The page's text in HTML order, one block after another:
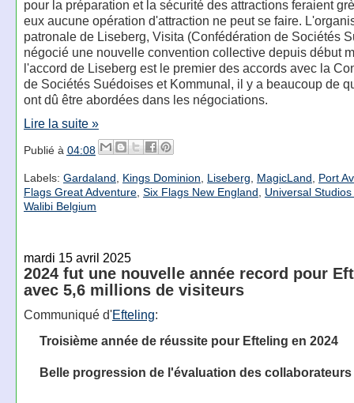
pour la préparation et la sécurité des attractions feraient
eux aucune opération d'attraction ne peut se faire.
patronale de Liseberg, Visita (Confédération de Sociétés
négocié une nouvelle convention collective depuis début
l'accord de Liseberg est le premier des accords avec la
de Sociétés Suédoises et Kommunal, il y a beaucoup de
ont dû être abordées dans les négociations.
Lire la suite »
Publié à 04:08
Labels: Gardaland Kings Dominion Liseberg MagicLand
Port
Flags Great Adventure, Six Flags New England
Universal
Walibi Belgium
mardi 15 avril 2025
2024 fut une nouvelle année record pour
avec 5,6 millions de visiteurs
Communiqué d'Efteling:
Troisième année de réussite pour Efteling en 2024
Belle progression de l'évaluation des collaborateurs